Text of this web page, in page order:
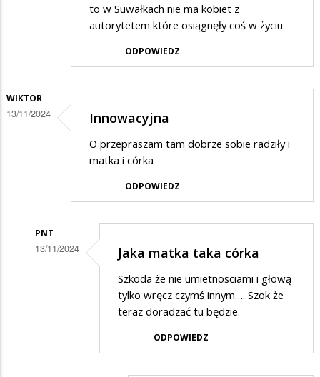
to w Suwałkach nie ma kobiet z
autorytetem które osiągnęły coś w życiu
ODPOWIEDZ
WIKTOR
13/11/2024 Innowacyjna
O przepraszam tam dobrze sobie radziły i
matka i córka
ODPOWIEDZ
PNT
13/11/2024
odpowiedzi
Jaka matka taka córka
Szkoda że nie umietnosciami i głową
tylko wręcz czymś innym…. Szok że
teraz doradzać tu będzie.
ODPOWIEDZ